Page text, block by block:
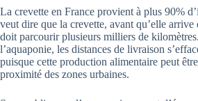
La crevette en France provient à plus 90%
veut dire que la crevette, avant qu’elle arrive
doit parcourir plusieurs milliers de
l’aquaponie, les distances de livraison
puisque cette production alimentaire peut
proximité des zones urbaines.